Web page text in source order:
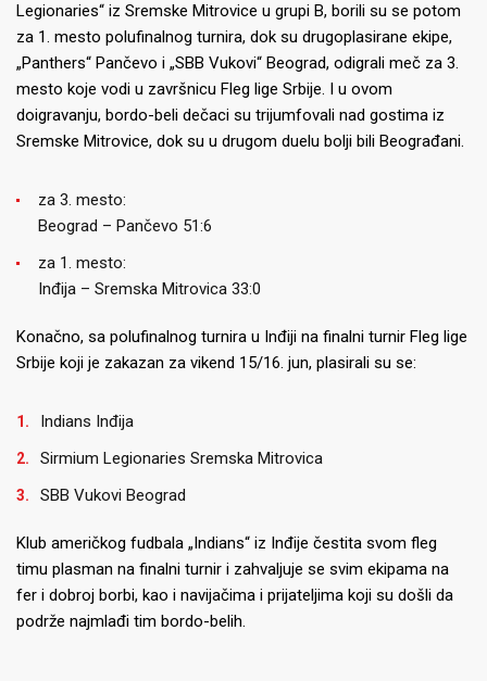
Legionaries“ iz Sremske Mitrovice u grupi B, borili su se potom
za 1. mesto polufinalnog turnira, dok su drugoplasirane ekipe,
„Panthers“ Pančevo i „SBB Vukovi“ Beograd, odigrali meč za 3.
mesto koje vodi u završnicu Fleg lige Srbije. I u ovom
doigravanju, bordo-beli dečaci su trijumfovali nad gostima iz
Sremske Mitrovice, dok su u drugom duelu bolji bili Beograđani.
za 3. mesto:
Beograd – Pančevo 51:6
za 1. mesto:
Inđija – Sremska Mitrovica 33:0
Konačno, sa polufinalnog turnira u Inđiji na finalni turnir Fleg lige
Srbije koji je zakazan za vikend 15/16. jun, plasirali su se:
Indians Inđija
Sirmium Legionaries Sremska Mitrovica
SBB Vukovi Beograd
Klub američkog fudbala „Indians“ iz Inđije čestita svom fleg
timu plasman na finalni turnir i zahvaljuje se svim ekipama na
fer i dobroj borbi, kao i navijačima i prijateljima koji su došli da
podrže najmlađi tim bordo-belih.